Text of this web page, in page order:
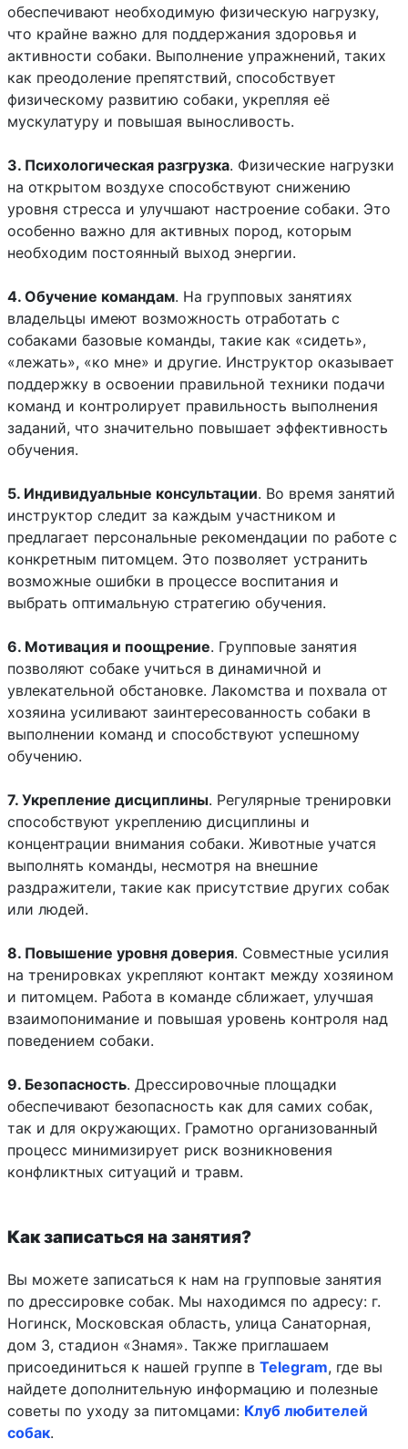
обеспечивают необходимую физическую нагрузку,
что крайне важно для поддержания здоровья и
активности собаки. Выполнение упражнений, таких
как преодоление препятствий, способствует
физическому развитию собаки, укрепляя её
мускулатуру и повышая выносливость.
3. Психологическая разгрузка. Физические нагрузки
на открытом воздухе способствуют снижению
уровня стресса и улучшают настроение собаки. Это
особенно важно для активных пород, которым
необходим постоянный выход энергии.
4. Обучение командам. На групповых занятиях
владельцы имеют возможность отработать с
собаками базовые команды, такие как «сидеть»,
«лежать», «ко мне» и другие. Инструктор оказывает
поддержку в освоении правильной техники подачи
команд и контролирует правильность выполнения
заданий, что значительно повышает эффективность
обучения.
5. Индивидуальные консультации. Во время занятий
инструктор следит за каждым участником и
предлагает персональные рекомендации по работе с
конкретным питомцем. Это позволяет устранить
возможные ошибки в процессе воспитания и
выбрать оптимальную стратегию обучения.
6. Мотивация и поощрение. Групповые занятия
позволяют собаке учиться в динамичной и
увлекательной обстановке. Лакомства и похвала от
хозяина усиливают заинтересованность собаки в
выполнении команд и способствуют успешному
обучению.
7. Укрепление дисциплины. Регулярные тренировки
способствуют укреплению дисциплины и
концентрации внимания собаки. Животные учатся
выполнять команды, несмотря на внешние
раздражители, такие как присутствие других собак
или людей.
8. Повышение уровня доверия. Совместные усилия
на тренировках укрепляют контакт между хозяином
и питомцем. Работа в команде сближает, улучшая
взаимопонимание и повышая уровень контроля над
поведением собаки.
9. Безопасность. Дрессировочные площадки
обеспечивают безопасность как для самих собак,
так и для окружающих. Грамотно организованный
процесс минимизирует риск возникновения
конфликтных ситуаций и травм.
Как записаться на занятия?
Вы можете записаться к нам на групповые занятия
по дрессировке собак. Мы находимся по адресу: г.
Ногинск, Московская область, улица Санаторная,
дом 3, стадион «Знамя». Также приглашаем
присоединиться к нашей группе в Telegram, где вы
найдете дополнительную информацию и полезные
советы по уходу за питомцами: Клуб любителей
собак.